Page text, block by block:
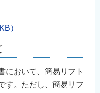
）
において、簡易リフト
す。ただし、簡易リフ